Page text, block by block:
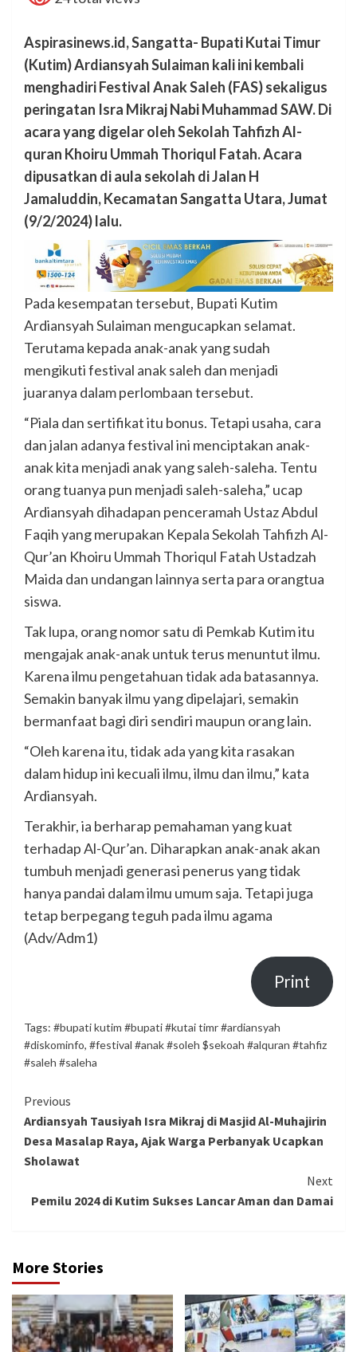
Aspirasinews.id, Sangatta- Bupati Kutai Timur
(Kutim) Ardiansyah Sulaiman kali ini kembali
menghadiri Festival Anak Saleh (FAS) sekaligus
peringatan Isra Mikraj Nabi Muhammad SAW. Di
acara yang digelar oleh Sekolah Tahfizh Al-
quran Khoiru Ummah Thoriqul Fatah. Acara
dipusatkan di aula sekolah di Jalan H
Jamaluddin, Kecamatan Sangatta Utara, Jumat
(9/2/2024) lalu.
Pada kesempatan tersebut, Bupati Kutim
Ardiansyah Sulaiman mengucapkan selamat.
Terutama kepada anak-anak yang sudah
mengikuti festival anak saleh dan menjadi
juaranya dalam perlombaan tersebut.
“Piala dan sertifikat itu bonus. Tetapi usaha, cara
dan jalan adanya festival ini menciptakan anak-
anak kita menjadi anak yang saleh-saleha. Tentu
orang tuanya pun menjadi saleh-saleha,” ucap
Ardiansyah dihadapan penceramah Ustaz Abdul
Faqih yang merupakan Kepala Sekolah Tahfizh Al-
Qur’an Khoiru Ummah Thoriqul Fatah Ustadzah
Maida dan undangan lainnya serta para orangtua
siswa.
Tak lupa, orang nomor satu di Pemkab Kutim itu
mengajak anak-anak untuk terus menuntut ilmu.
Karena ilmu pengetahuan tidak ada batasannya.
Semakin banyak ilmu yang dipelajari, semakin
bermanfaat bagi diri sendiri maupun orang lain.
“Oleh karena itu, tidak ada yang kita rasakan
dalam hidup ini kecuali ilmu, ilmu dan ilmu,” kata
Ardiansyah.
Terakhir, ia berharap pemahaman yang kuat
terhadap Al-Qur’an. Diharapkan anak-anak akan
tumbuh menjadi generasi penerus yang tidak
hanya pandai dalam ilmu umum saja. Tetapi juga
tetap berpegang teguh pada ilmu agama
(Adv/Adm1)
Print
Tags: #bupati kutim #bupati #kutai timr #ardiansyah
#diskominfo, #festival #anak #soleh $sekoah #alquran #tahfiz
#saleh #saleha
Continue
Reading
Previous
Ardiansyah Tausiyah Isra Mikraj di Masjid Al-Muhajirin
Desa Masalap Raya, Ajak Warga Perbanyak Ucapkan
Sholawat
Next
Pemilu 2024 di Kutim Sukses Lancar Aman dan Damai
More Stories